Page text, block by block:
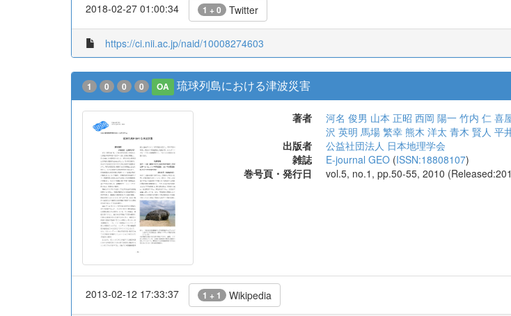
2018-02-27 01:00:34 1 + 0 Twitter
https://ci.nii.ac.jp/naid/10008274603
1 0 0 0 OA 琉球列島における津波災害
著者 河名 俊男 山本 正昭 西岡 陽一 竹内 仁 喜
沢 英明 馬場 繁幸 熊木 洋太 青木 賢人 平
出版者
公益社団法人 日本地理学会
雑誌
E-journal GEO (ISSN:18808107)
巻号頁・発行日
vol.5, no.1, pp.50-55, 2010
2013-02-12 17:33:37 1 + 1 Wikipedia